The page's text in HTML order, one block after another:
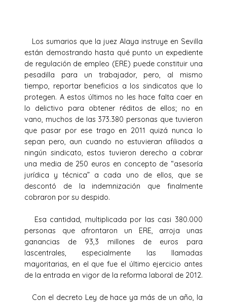
Los sumarios que la juez Alaya instruye en Sevilla
están demostrando hasta qué punto un expediente
de regulación de empleo (ERE) puede constituir una
pesadilla para un trabajador, pero, al mismo
tiempo, reportar beneficios a los sindicatos que lo
protegen. A estos últimos no les hace falta caer en
lo delictivo para obtener réditos de ellos; no en
vano, muchos de las 373.380 personas que tuvieron
que pasar por ese trago en 2011 quizá nunca lo
sepan pero, aun cuando no estuvieran afiliados a
ningún sindicato, estos tuvieron derecho a cobrar
una media de 250 euros en concepto de “asesoría
jurídica y técnica” a cada uno de ellos, que se
descontó de la indemnización que finalmente
cobraron por su despido.
Esa cantidad, multiplicada por las casi 380.000
personas que afrontaron un ERE, arroja unas
ganancias de 93,3 millones de euros para
lascentrales, especialmente las llamadas
mayoritarias, en el que fue el último ejercicio antes
de la entrada en vigor de la reforma laboral de 2012.
Con el decreto Ley de hace ya más de un año, la